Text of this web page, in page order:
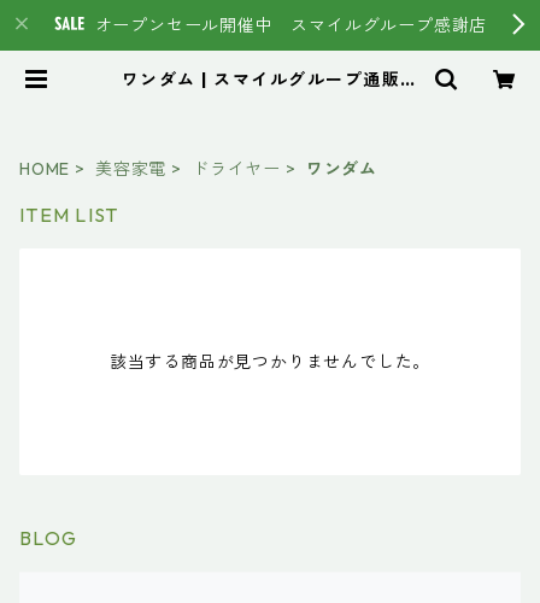
オープンセール開催中 スマイルグループ感謝店
ワンダム | スマイルグループ通販ペ
HOME 美容家電 ドライヤー ワンダム
ITEM LIST
該当する商品が見つかりませんでした。
BLOG